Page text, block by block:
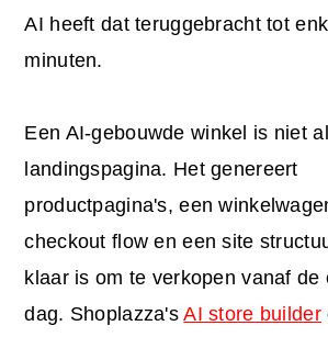
AI heeft dat teruggebracht tot
minuten.
Een AI-gebouwde winkel is niet
landingspagina. Het genereert
productpagina's, een
checkout flow en een site
klaar is om te verkopen vanaf de
dag. Shoplazza'sAI store builder